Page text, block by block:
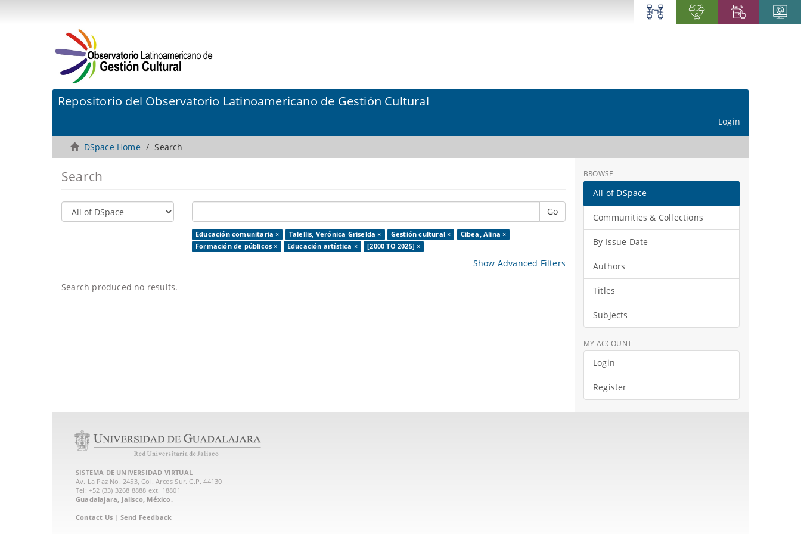
Repositorio del Observatorio Latinoamericano de Gestión Cultural
Login
DSpace Home Search
Search
Go
Educación comunitaria × Talellis, Verónica Griselda × Gestión cultural ×
Cibea, Alina ×
Formación de públicos ×
Educación artística × [2000 TO 2025] ×
Show Advanced Filters
Search produced no results.
BROWSE
All of DSpace
Communities & Collections
By Issue Date
Authors
Titles
Subjects
MY ACCOUNT
Login
Register
SISTEMA DE UNIVERSIDAD VIRTUAL
Av. La Paz No. 2453, Col. Arcos Sur. C.P. 44130
Tel: +52 (33) 3268 8888‏ ext. 18801
Guadalajara, Jalisco, México.
Contact Us | Send Feedback